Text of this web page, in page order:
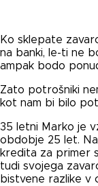
Ko sklepate
na banki, le-ti ne
ampak bodo
Zato potrošniki
kot nam bi bilo
35 letni Marko je
obdobje 25 let.
kredita za primer
tudi svojega
bistvene razlike v